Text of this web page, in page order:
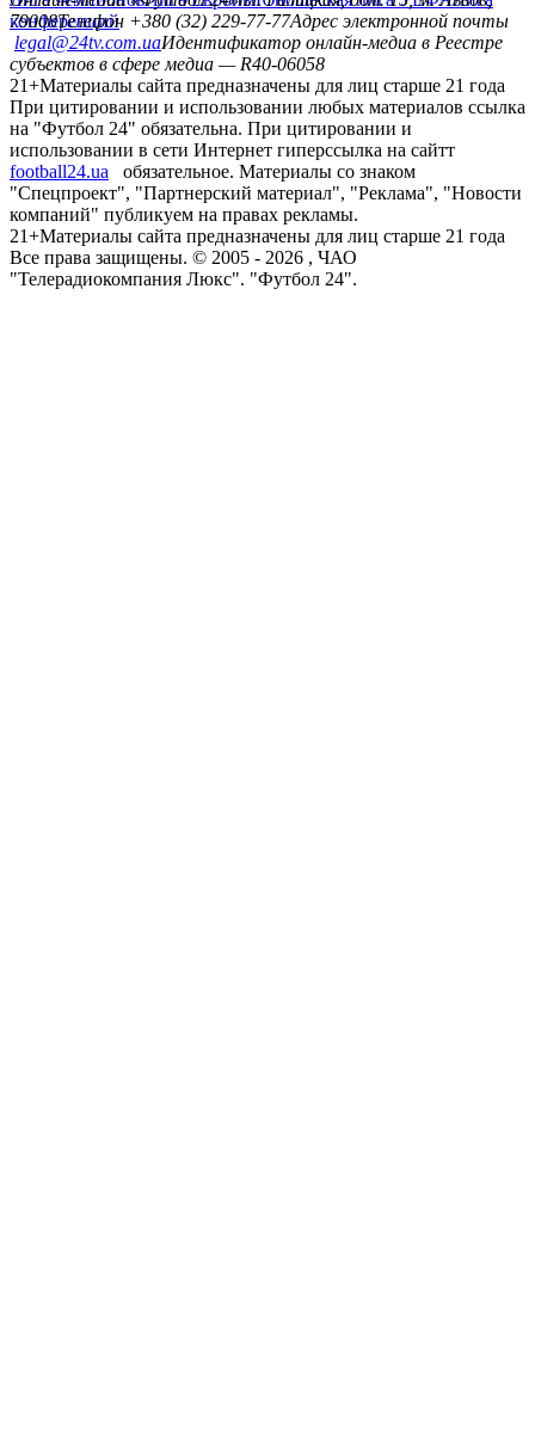
конференций
79008Телефон +380 (32) 229-77-77Адрес электронной почты
legal@24tv.com.uaИдентификатор онлайн-медиа в Реестре
субъектов в сфере медиа — R40-06058
21+Материалы сайта предназначены для лиц старше 21 года
При цитировании и использовании любых материалов ссылка
на "Футбол 24" обязательна. При цитировании и
использовании в сети Интернет гиперссылка на сайтт
football24.ua
обязательное. Материалы со знаком
"Спецпроект", "Партнерский материал", "Реклама", "Новости
компаний" публикуем на правах рекламы.
21+Материалы сайта предназначены для лиц старше 21 года
Все права защищены. © 2005 - 2026 , ЧАО
"Телерадиокомпания Люкс". "Футбол 24".